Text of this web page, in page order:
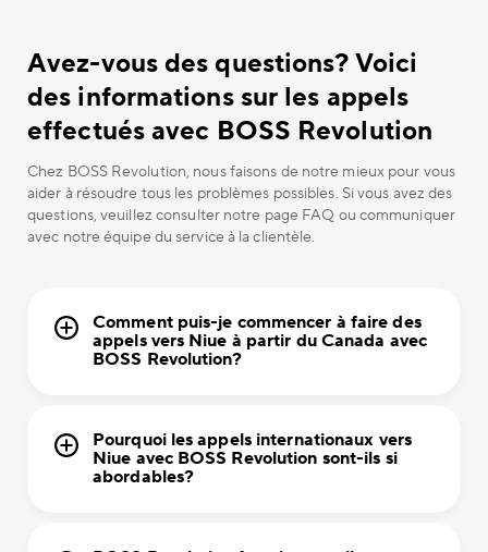
Avez-vous des questions? Voici
des informations sur les appels
effectués avec BOSS Revolution
Chez BOSS Revolution, nous faisons de notre mieux pour vous
aider à résoudre tous les problèmes possibles. Si vous avez des
questions, veuillez consulter notre page FAQ ou communiquer
avec notre équipe du service à la clientèle.
Comment puis-je commencer à faire des
appels vers Niue à partir du Canada avec
BOSS Revolution?
Pourquoi les appels internationaux vers
Niue avec BOSS Revolution sont-ils si
abordables?